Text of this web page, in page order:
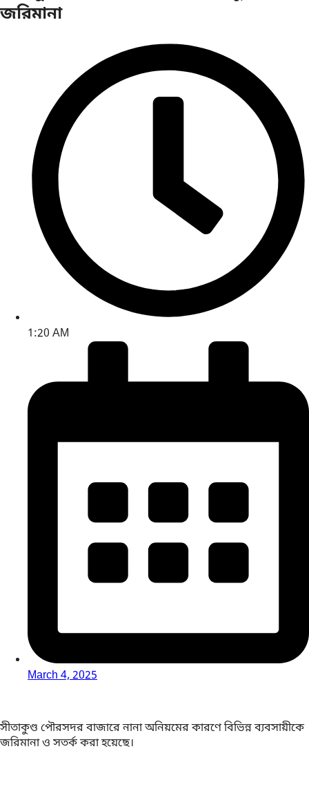
জরিমানা
1:20 AM
March 4, 2025
সীতাকুণ্ড পৌরসদর বাজারে নানা অনিয়মের কারণে বিভিন্ন ব্যবসায়ীকে
জরিমানা ও সতর্ক করা হয়েছে।